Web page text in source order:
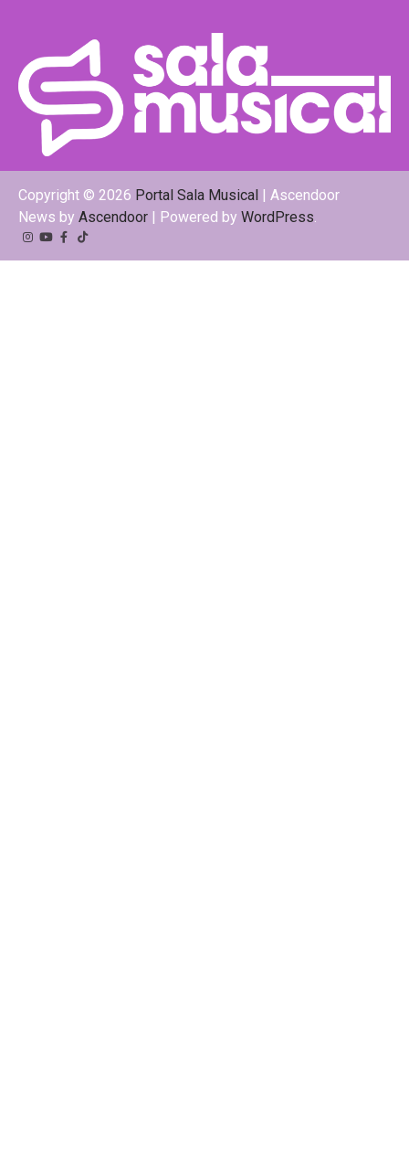
Copyright © 2026 Portal Sala Musical
| Ascendoor
News by Ascendoor | Powered by WordPress.
Instagram
YouTube
Facebook
Tiktok